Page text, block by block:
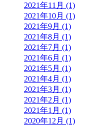
2021年11月 (1)
2021年10月 (1)
2021年9月 (1)
2021年8月 (1)
2021年7月 (1)
2021年6月 (1)
2021年5月 (1)
2021年4月 (1)
2021年3月 (1)
2021年2月 (1)
2021年1月 (1)
2020年12月 (1)